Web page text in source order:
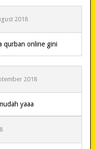
2018
qurban online gini
2018
yaaa